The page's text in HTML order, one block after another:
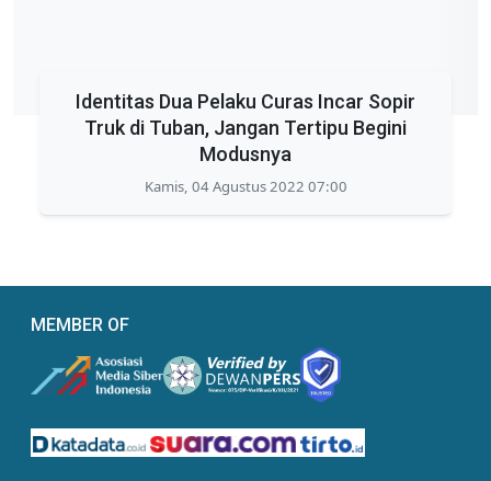
Identitas Dua Pelaku Curas Incar Sopir
Truk di Tuban, Jangan Tertipu Begini
Modusnya
Kamis, 04 Agustus 2022 07:00
MEMBER OF